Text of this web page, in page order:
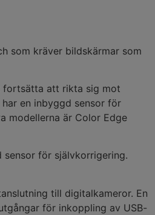
som kräver bildskärmar som
fortsätta att rikta sig mot
en inbyggd sensor för
modellerna är Color Edge
sensor för självkorrigering.
till digitalkameror. En
för inkoppling av USB-